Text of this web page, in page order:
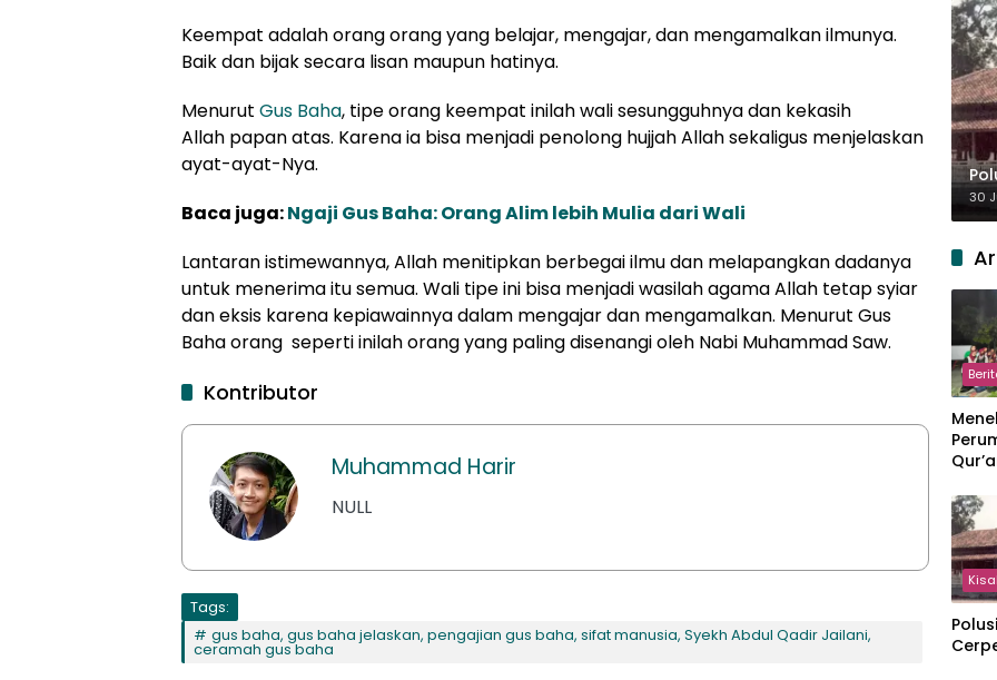
Keempat adalah orang orang yang belajar, mengajar, dan mengamalkan ilmunya.
Baik dan bijak secara lisan maupun hatinya.
Menurut Gus Baha, tipe orang keempat inilah wali sesungguhnya dan kekasih
Allah papan atas. Karena ia bisa menjadi penolong hujjah Allah sekaligus menjelaskan
ayat-ayat-Nya.
Baca juga:Ngaji Gus Baha: Orang Alim lebih Mulia dari Wali
Lantaran istimewannya, Allah menitipkan berbegai ilmu dan melapangkan dadanya
untuk menerima itu semua. Wali tipe ini bisa menjadi wasilah agama Allah tetap syiar
dan eksis karena kepiawainnya dalam mengajar dan mengamalkan. Menurut Gus
Baha orang seperti inilah orang yang paling disenangi oleh Nabi Muhammad Saw.
Kontributor
Muhammad Harir
NULL
Tags:
gus baha, gus baha jelaskan, pengajian gus baha, sifat manusia, Syekh Abdul Qadir Jailani,
ceramah gus baha
30